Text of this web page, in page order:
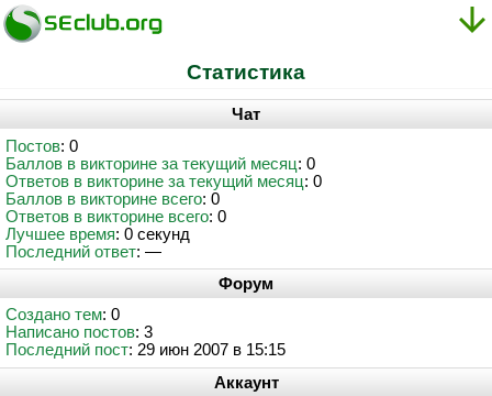
Статистика
Чат
Постов: 0
Баллов в викторине за текущий месяц: 0
Ответов в викторине за текущий месяц: 0
Баллов в викторине всего: 0
Ответов в викторине всего: 0
Лучшее время: 0 секунд
Последний ответ: —
Форум
Создано тем: 0
Написано постов: 3
Последний пост: 29 июн 2007 в 15:15
Аккаунт